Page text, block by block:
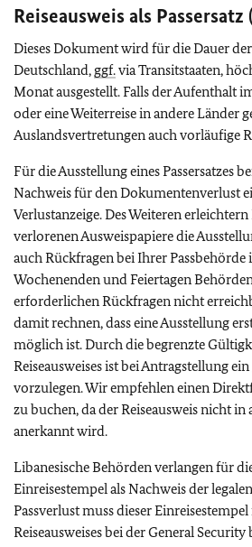
Reiseausweis als Passersatz
Dieses Dokument wird für die Dauer
Deutschland, ggf.via Transitstaaten,
Monat ausgestellt. Falls der Aufenthalt
oder eine Weiterreise in andere Länder
Auslandsvertretungen auch vorläufige
Für die Ausstellung eines Passersatzes
Nachweis für den Dokumentenverlust
Verlustanzeige. Des Weiteren
verlorenen Ausweispapiere die
auch Rückfragen bei Ihrer Passbehörde
Wochenenden und Feiertagen
erforderlichen Rückfragen nicht
damit rechnen, dass eine Ausstellung
möglich ist. Durch die begrenzte
Reiseausweises ist bei Antragstellung
vorzulegen. Wir empfehlen einen
zu buchen, da der Reiseausweis nicht in
anerkannt wird.
Libanesische Behörden verlangen für
Einreisestempel als Nachweis der
Passverlust muss dieser
Reiseausweises bei der General